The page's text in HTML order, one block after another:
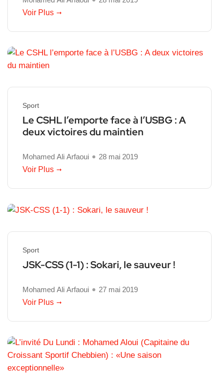
Voir Plus
Sport
Le CSHL l’emporte face à l’USBG : A
deux victoires du maintien
Mohamed Ali Arfaoui
28 mai 2019
Voir Plus
Sport
JSK-CSS (1-1) : Sokari, le sauveur !
Mohamed Ali Arfaoui
27 mai 2019
Voir Plus